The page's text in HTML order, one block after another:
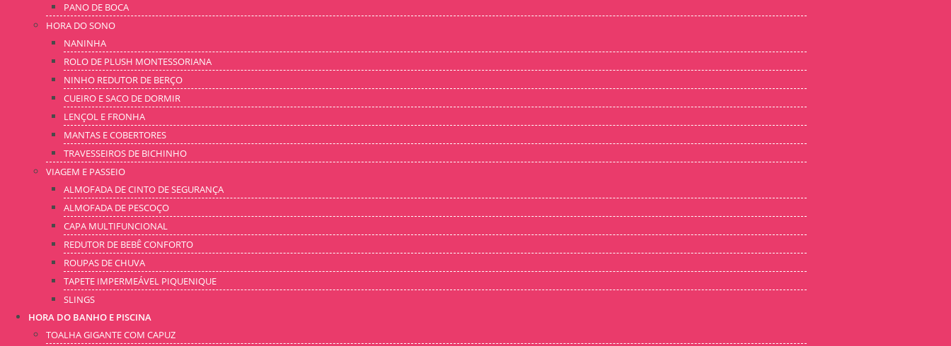
PANO DE BOCA
HORA DO SONO
NANINHA
ROLO DE PLUSH MONTESSORIANA
NINHO REDUTOR DE BERÇO
CUEIRO E SACO DE DORMIR
LENÇOL E FRONHA
MANTAS E COBERTORES
TRAVESSEIROS DE BICHINHO
VIAGEM E PASSEIO
ALMOFADA DE CINTO DE SEGURANÇA
ALMOFADA DE PESCOÇO
CAPA MULTIFUNCIONAL
REDUTOR DE BEBÊ CONFORTO
ROUPAS DE CHUVA
TAPETE IMPERMEÁVEL PIQUENIQUE
SLINGS
HORA DO BANHO E PISCINA
TOALHA GIGANTE COM CAPUZ